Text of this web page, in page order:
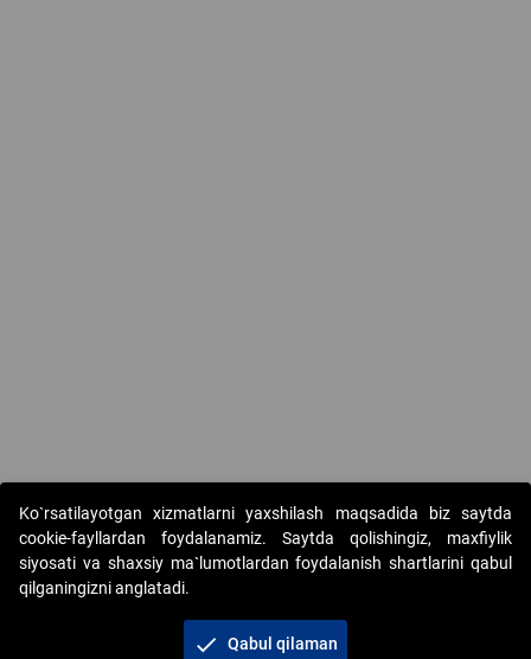
Copyright © 2017-2026. "Elektron onlayn-auksionlarni
tashkil etish" AJ. Barcha huquqlar himoyalangan
Ko`rsatilayotgan xizmatlarni yaxshilash maqsadida biz saytda
cookie-fayllardan foydalanamiz. Saytda qolishingiz, maxfiylik
siyosati va shaxsiy ma`lumotlardan foydalanish shartlarini qabul
qilganingizni anglatadi.
check Qabul qilaman